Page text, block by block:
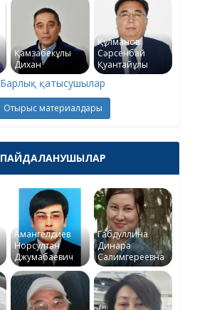
Қамзабекұлы
Дихан
Құлманов
Сәрсенбай
Қуантайұлы
Барлық қатысушылар
Отырыс материалдары
ПАЙДАЛАНУШЫЛАР
Амангелдиев
Норсултан
Джумабаевич
Габдуллина
Динара
Салимгереевна